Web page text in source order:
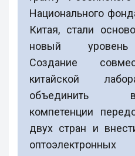
Национального
Китая, стали
новый уровень
Создание
китайской
объединить
компетенции
двух стран и